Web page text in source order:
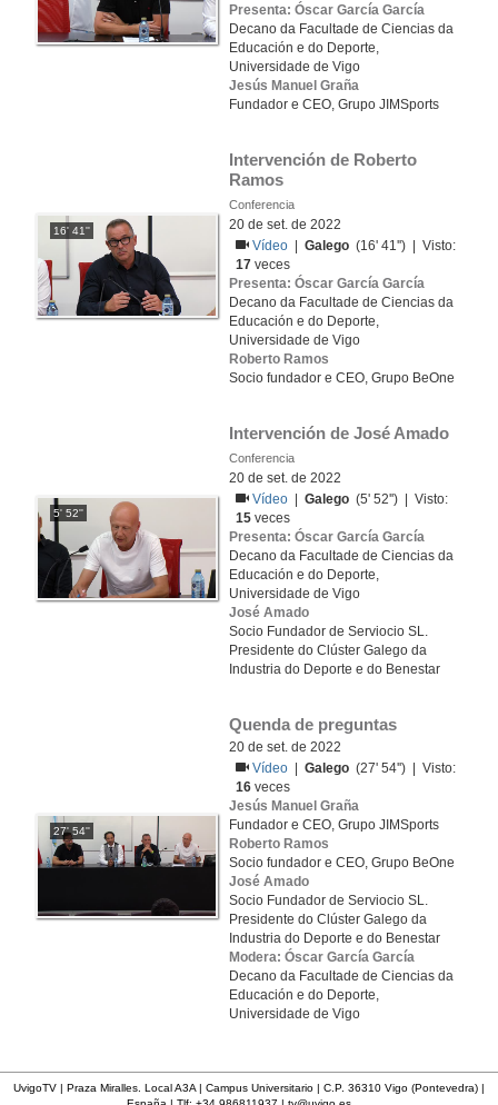
Presenta: Óscar García García
Decano da Facultade de Ciencias da
Educación e do Deporte,
Universidade de Vigo
Jesús Manuel Graña
Fundador e CEO, Grupo JIMSports
16' 41''
Intervención de Roberto
Ramos
Conferencia
20 de set. de 2022
Vídeo
|Galego (16' 41'') | Visto:
17 veces
Presenta: Óscar García García
Decano da Facultade de Ciencias da
Educación e do Deporte,
Universidade de Vigo
Roberto Ramos
Socio fundador e CEO, Grupo BeOne
5' 52''
Intervención de José Amado
Conferencia
20 de set. de 2022
Vídeo
|Galego (5' 52'') | Visto:
15 veces
Presenta: Óscar García García
Decano da Facultade de Ciencias da
Educación e do Deporte,
Universidade de Vigo
José Amado
Socio Fundador de Serviocio SL.
Presidente do Clúster Galego da
Industria do Deporte e do Benestar
27' 54''
Quenda de preguntas
20 de set. de 2022
Vídeo
|Galego (27' 54'') | Visto:
16 veces
Jesús Manuel Graña
Fundador e CEO, Grupo JIMSports
Roberto Ramos
Socio fundador e CEO, Grupo BeOne
José Amado
Socio Fundador de Serviocio SL.
Presidente do Clúster Galego da
Industria do Deporte e do Benestar
Modera: Óscar García García
Decano da Facultade de Ciencias da
Educación e do Deporte,
Universidade de Vigo
UvigoTV | Praza Miralles. Local A3A | Campus Universitario | C.P. 36310 Vigo (Pontevedra) |